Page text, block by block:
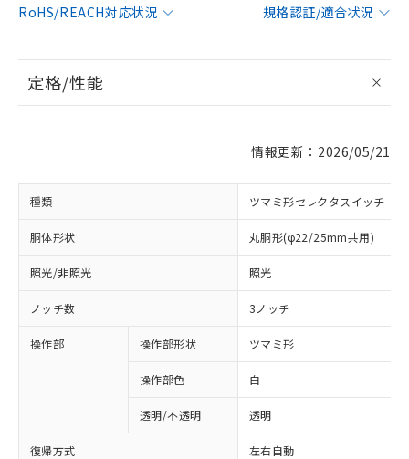
RoHS/REACH対応状況
規格認証/適合状況
定格/性能
情報更新：2026/05/21
種類 ツマミ形セレクタスイッチ
胴体形状 丸胴形(φ22/25mm共用)
照光/非照光 照光
ノッチ数 3ノッチ
操作部 操作部形状 ツマミ形
操作部色 白
透明/不透明 透明
復帰方式 左右自動